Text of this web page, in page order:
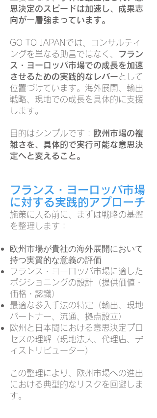
思決定のスピードは加速し、成果志
向が一層強まっています。
GO TO JAPANでは、コンサルティ
ングを単なる助言ではなく、
フラン
ス・ヨーロッパ市場での成長を加速
させるための実践的なレバーとして
位置づけています。海外展開、輸出
戦略、現地での成長を具体的に支援
します。
目的はシンプルです：
欧州市場の複
雑さを、具体的で実行可能な意思決
定へと変えること。
フランス・ヨーロッパ市場
に対する実践的アプローチ
施策に入る前に、まずは戦略の基盤
を整理します：
欧州市場が貴社の海外展開において
持つ実質的な意義の評価
フランス・ヨーロッパ市場に適した
ポジショニングの設計（提供価値・
価格・認識）
最適な参入手法の特定（輸出、現地
パートナー、流通、拠点設立）
欧州と日本間における意思決定プロ
セスの理解（現地法人、代理店、デ
ィストリビューター）
この整理により、欧州市場への進出
における典型的なリスクを回避しま
す。